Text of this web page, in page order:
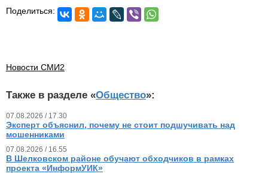
Поделиться:
Новости СМИ2
Также в разделе «Общество»:
07.08.2026 / 17.30
Эксперт объяснил, почему не стоит подшучивать над
мошенниками
07.08.2026 / 16.55
В Шелковском районе обучают обходчиков в рамках
проекта «ИнформУИК»